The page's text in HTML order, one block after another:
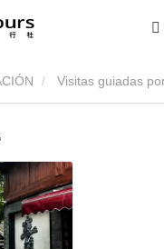
Visitas guiadas